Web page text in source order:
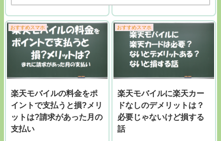
おすすめスマホ
楽天モバイルの料金をポ
イントで支払うと損?メリ
ットは?請求があった月の
支払い
おすすめスマホ
楽天モバイルに楽天カー
ドなしのデメリットは？
必要じゃないけど損する
話